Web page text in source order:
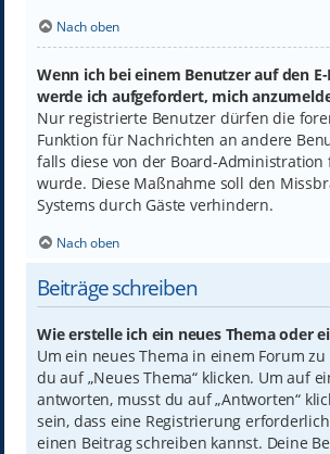
Nach oben
Wenn ich bei einem Benutzer auf den
werde ich aufgefordert, mich
Nur registrierte Benutzer dürfen die
Funktion für Nachrichten an andere
falls diese von der Board-Administration
wurde. Diese Maßnahme soll den
Systems durch Gäste verhindern.
Nach oben
Beiträge schreiben
Wie erstelle ich ein neues Thema oder
Um ein neues Thema in einem Forum
du auf „Neues Thema“ klicken. Um auf
antworten, musst du auf „Antworten“
sein, dass eine Registrierung
einen Beitrag schreiben kannst. Deine